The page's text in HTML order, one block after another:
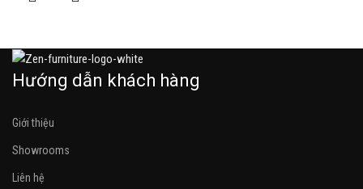
Hướng dẫn khách hàng
Giới thiệu
Showrooms
Liên hệ